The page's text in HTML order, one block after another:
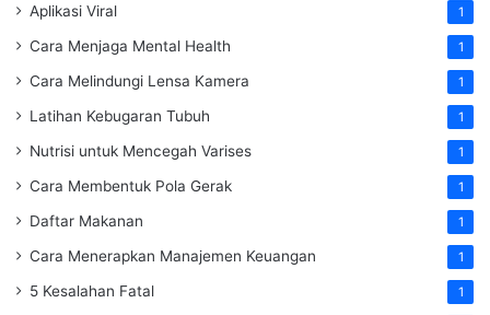
Aplikasi Viral 1
Cara Menjaga Mental Health 1
Cara Melindungi Lensa Kamera 1
Latihan Kebugaran Tubuh 1
Nutrisi untuk Mencegah Varises 1
Cara Membentuk Pola Gerak 1
Daftar Makanan 1
Cara Menerapkan Manajemen Keuangan 1
5 Kesalahan Fatal 1